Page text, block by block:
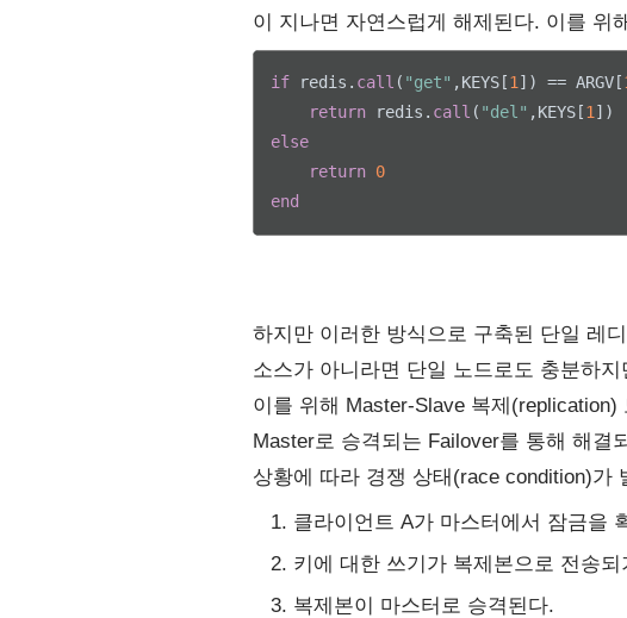
이 지나면 자연스럽게 해제된다. 이를 위
if redis. call ( "get" ,KEYS[1]) == ARGV[
return redis. call ( "del" ,KEYS[1
else
return 0
end
하지만 이러한 방식으로 구축된 단일 레
소스가 아니라면 단일 노드로도 충분하
이를 위해 Master-Slave 복제
Master로 승격되는 Failover를 통해 해결
상황에 따라 경쟁 상태(race condition)가
클라이언트 A가 마스터에서 잠금을
키에 대한 쓰기가 복제본으로 전송
복제본이 마스터로 승격된다.